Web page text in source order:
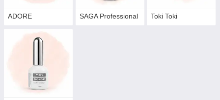
ADORE SAGA Professional Toki Toki